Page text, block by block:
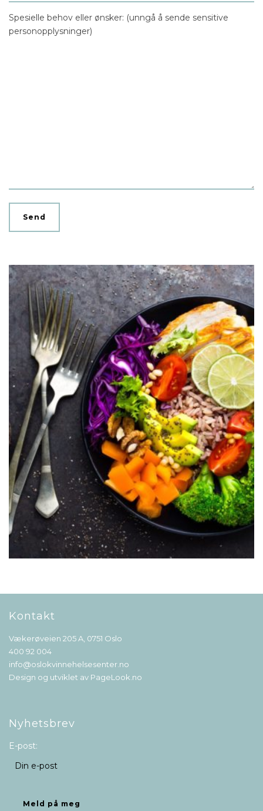
Spesielle behov eller ønsker: (unngå å sende sensitive
personopplysninger)
Kontakt
Vækerøveien 205 A, 0751 Oslo
400 92 004
info@oslokvinnehelsesenter.no
Design og utviklet av PageLook.no
Nyhetsbrev
E-post: